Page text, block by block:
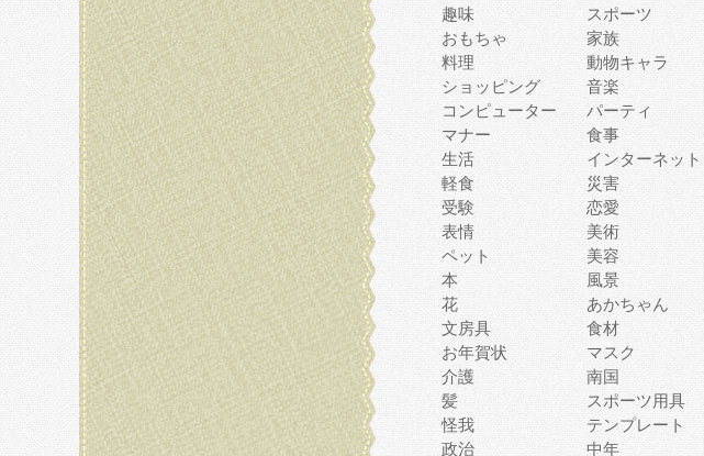
趣味
スポーツ
おもちゃ
家族
料理
動物キャラ
ショッピング
音楽
コンピューター
パーティ
マナー
食事
生活
インターネット
軽食
災害
受験
恋愛
表情
美術
ペット
美容
本
風景
花
あかちゃん
文房具
食材
お年賀状
マスク
介護
南国
髪
スポーツ用具
怪我
テンプレート
政治
中年